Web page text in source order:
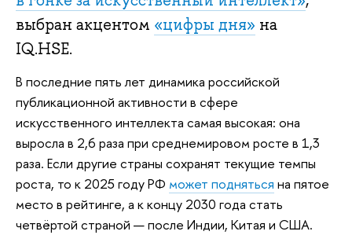
выбран акцентом «цифры дня» на
IQ.HSE.
В последние пять лет динамика российской
публикационной активности в сфере
искусственного интеллекта самая высокая: она
выросла в 2,6 раза при среднемировом росте в 1,3
раза. Если другие страны сохранят текущие темпы
роста, то к 2025 году РФ может подняться на пятое
место в рейтинге, а к концу 2030 года стать
четвёртой страной — после Индии, Китая и США.